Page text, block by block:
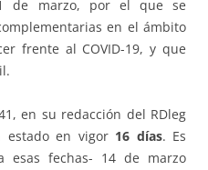
de marzo, por el que se
en el ámbito
frente al COVID-19, y que
en su redacción del RDleg
estado en vigor 16 días. Es
esas fechas- 14 de marzo